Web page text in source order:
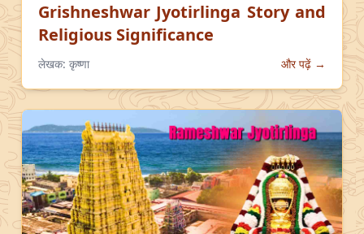
Grishneshwar Jyotirlinga Story and
Religious Significance
लेखक: कृष्णा और पढ़ें →